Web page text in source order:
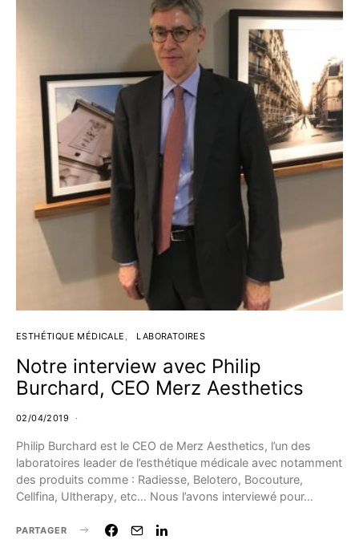
ESTHÉTIQUE MÉDICALE LABORATOIRES
Notre interview avec Philip
Burchard, CEO Merz Aesthetics
02/04/2019
Philip Burchard est le CEO de Merz Aesthetics, l’un des
laboratoires leader de l’esthétique médicale avec notamment
des produits comme : Radiesse, Belotero, Bocouture,
Cellfina, Ultherapy, etc… Nous l’avons interviewé pour…
PARTAGER